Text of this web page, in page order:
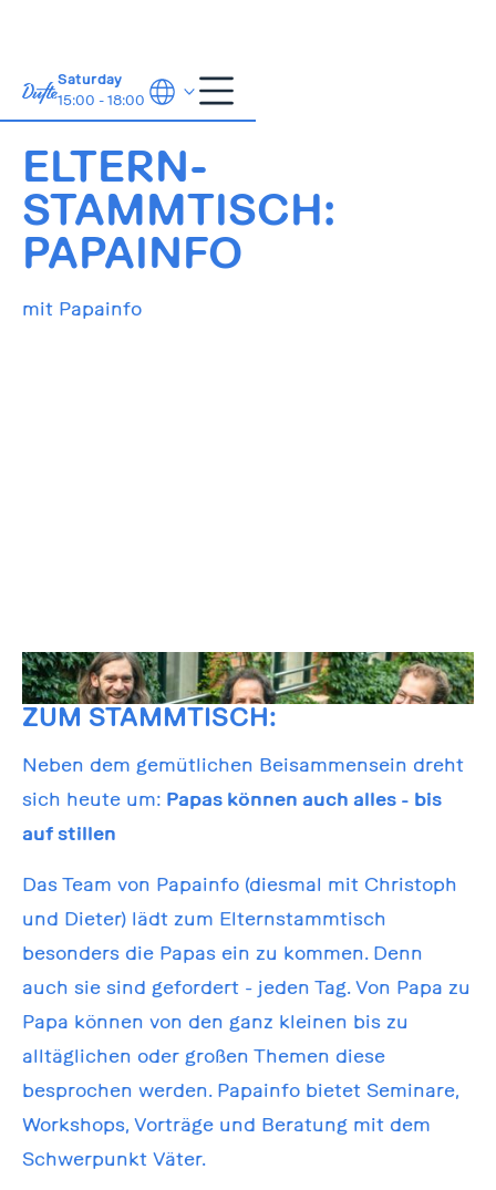
Saturday
15:00 - 18:00
20.5.2025 16:50
ELTERN-
STAMMTISCH:
PAPAINFO
mit Papainfo
ZUM STAMMTISCH:
Neben dem gemütlichen Beisammensein dreht
sich heute um: Papas können auch alles - bis
auf stillen
Das Team von Papainfo (diesmal mit Christoph
und Dieter) lädt zum Elternstammtisch
besonders die Papas ein zu kommen. Denn
auch sie sind gefordert - jeden Tag. Von Papa zu
Papa können von den ganz kleinen bis zu
alltäglichen oder großen Themen diese
besprochen werden. Papainfo bietet Seminare,
Workshops, Vorträge und Beratung mit dem
Schwerpunkt Väter.